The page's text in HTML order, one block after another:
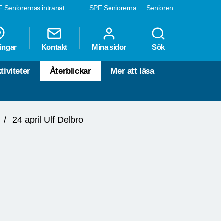
SPF Seniorerna Senioren
Seniorernas intranät
Kontakt Mina sidor Sök
Återblickar Mer att läsa
24 april Ulf Delbro